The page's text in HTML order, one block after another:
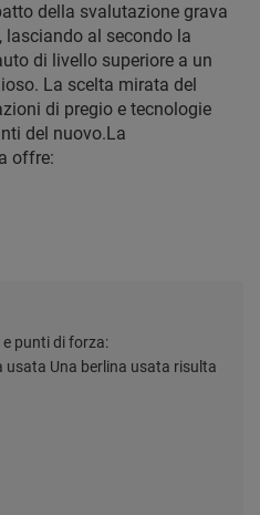
della svalutazione grava
al secondo la
di livello superiore a un
La scelta mirata del
di pregio e tecnologie
del nuovo.La
offre:
punti di forza:
usata Una berlina usata risulta